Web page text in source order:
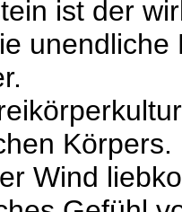
ist der
unendliche
Körpers.
Wind